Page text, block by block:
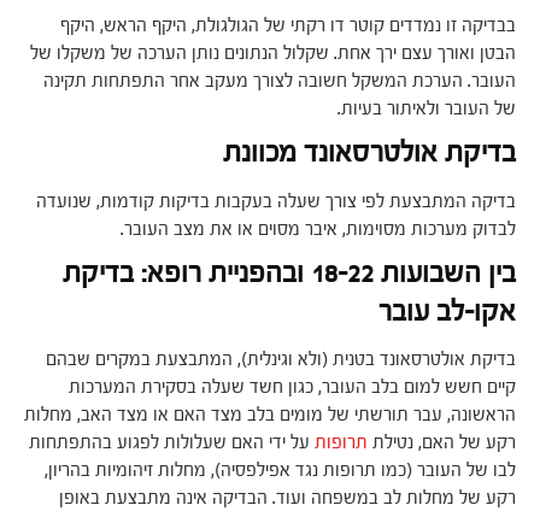
בבדיקה זו נמדדים קוטר דו רקתי של הגולגולת, היקף הראש, היקף
הבטן ואורך עצם ירך אחת. שקלול הנתונים נותן הערכה של משקלו של
העובר. הערכת המשקל חשובה לצורך מעקב אחר התפתחות תקינה
של העובר ולאיתור בעיות.
בדיקת אולטרסאונד מכוונת
בדיקה המתבצעת לפי צורך שעלה בעקבות בדיקות קודמות, שנועדה
לבדוק מערכות מסוימות, איבר מסוים או את מצב העובר.
בין השבועות 18-22 ובהפניית רופא: בדיקת
אקו-לב עובר
בדיקת אולטרסאונד בטנית (ולא וגינלית), המתבצעת במקרים שבהם
קיים חשש למום בלב העובר, כגון חשד שעלה בסקירת המערכות
הראשונה, עבר תורשתי של מומים בלב מצד האם או מצד האב, מחלות
רקע של האם, נטילת תרופות על ידי האם שעלולות לפגוע בהתפתחות
לבו של העובר (כמו תרופות נגד אפילפסיה), מחלות זיהומיות בהריון,
רקע של מחלות לב במשפחה ועוד. הבדיקה אינה מתבצעת באופן